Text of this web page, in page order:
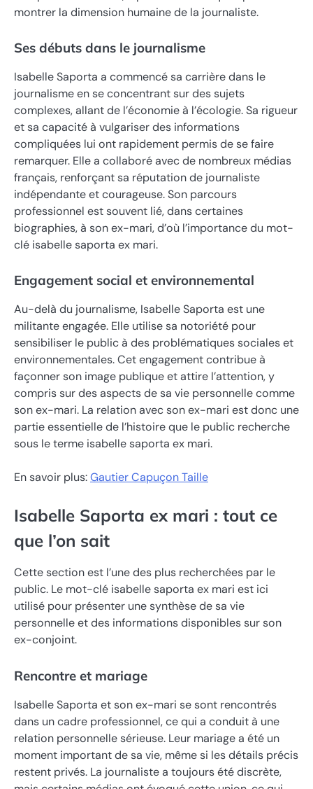
montrer la dimension humaine de la journaliste.
Ses débuts dans le journalisme
Isabelle Saporta a commencé sa carrière dans le
journalisme en se concentrant sur des sujets
complexes, allant de l’économie à l’écologie. Sa rigueur
et sa capacité à vulgariser des informations
compliquées lui ont rapidement permis de se faire
remarquer. Elle a collaboré avec de nombreux médias
français, renforçant sa réputation de journaliste
indépendante et courageuse. Son parcours
professionnel est souvent lié, dans certaines
biographies, à son ex-mari, d’où l’importance du mot-
clé isabelle saporta ex mari.
Engagement social et environnemental
Au-delà du journalisme, Isabelle Saporta est une
militante engagée. Elle utilise sa notoriété pour
sensibiliser le public à des problématiques sociales et
environnementales. Cet engagement contribue à
façonner son image publique et attire l’attention, y
compris sur des aspects de sa vie personnelle comme
son ex-mari. La relation avec son ex-mari est donc une
partie essentielle de l’histoire que le public recherche
sous le terme isabelle saporta ex mari.
En savoir plus:Gautier Capuçon Taille
Isabelle Saporta ex mari : tout ce
que l’on sait
Cette section est l’une des plus recherchées par le
public. Le mot-clé isabelle saporta ex mari est ici
utilisé pour présenter une synthèse de sa vie
personnelle et des informations disponibles sur son
ex-conjoint.
Rencontre et mariage
Isabelle Saporta et son ex-mari se sont rencontrés
dans un cadre professionnel, ce qui a conduit à une
relation personnelle sérieuse. Leur mariage a été un
moment important de sa vie, même si les détails précis
restent privés. La journaliste a toujours été discrète,